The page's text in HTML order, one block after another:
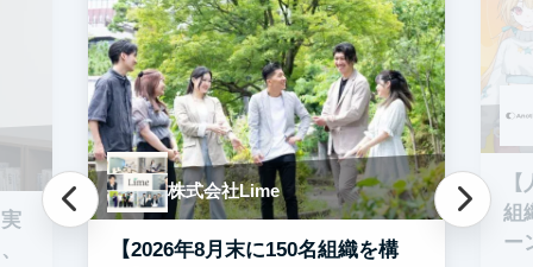
株式会社Lime
【2026年8月末に150名組織を構
組
ー